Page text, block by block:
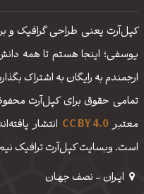
کپل‌آرت یعنی طراحی گرافیک و
یوسفی؛ اینجا هستم تا همه
ارجمندم به رایگان به اشتراک
تمامی حقوق برای کپل‌آرت
معتبرCC BY 4.0 انتشار
است. وبسایت کپل‌آرت ترافیک نیم
ایـران - نصف جهـان